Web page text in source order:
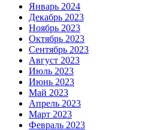
Январь 2024
Декабрь 2023
Ноябрь 2023
Октябрь 2023
Сентябрь 2023
Август 2023
Июль 2023
Июнь 2023
Май 2023
Апрель 2023
Март 2023
Февраль 2023